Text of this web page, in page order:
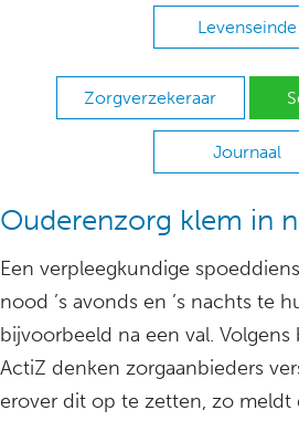
Levenseinde
Zorgverzekeraar
Journaal
Ouderenzorg klem in
Een verpleegkundige
nood ’s avonds en ’s nachts te
bijvoorbeeld na een val. Volgens
ActiZ denken zorgaanbieders
erover dit op te zetten, zo meldt